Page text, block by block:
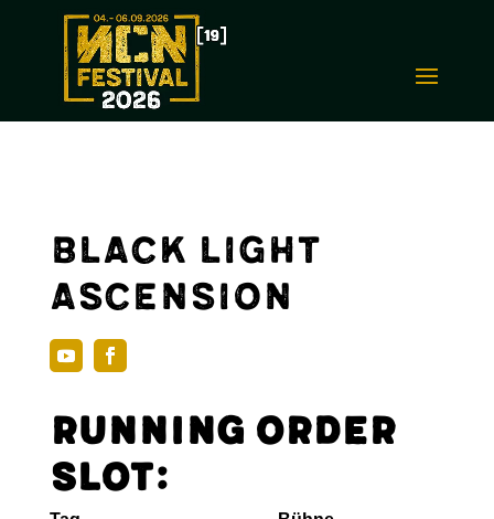
Black Light
Ascension
Running Order
Slot: